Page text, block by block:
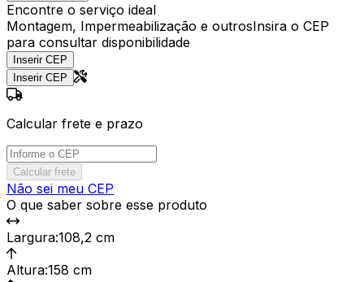
Encontre o serviço ideal
Montagem, Impermeabilização e outrosInsira o CEP
para consultar disponibilidade
Inserir CEP
Inserir CEP
Calcular frete e prazo
Calcular frete
Não sei meu CEP
O que saber sobre esse produto
Largura:108,2 cm
Altura:158 cm